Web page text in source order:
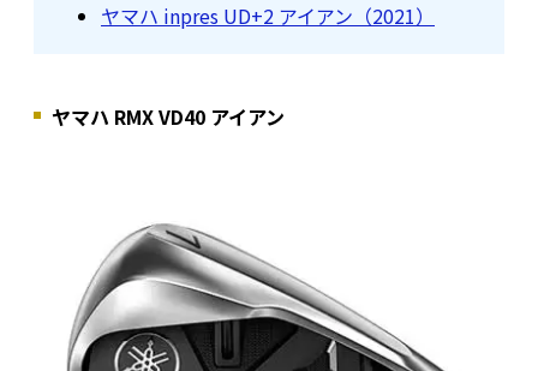
ヤマハ inpres UD+2 アイアン（2021）
ヤマハ RMX VD40 アイアン